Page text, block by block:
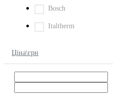
Bosch
Italtherm
Ціна\грн